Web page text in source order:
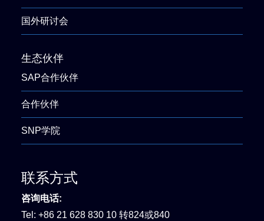
国外研讨会
生态伙伴
SAP合作伙伴
合作伙伴
SNP学院
联系方式
咨询电话:
Tel: +86 21 628 830 10 转824或840